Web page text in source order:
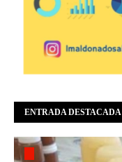
ENTRADA DESTACADA